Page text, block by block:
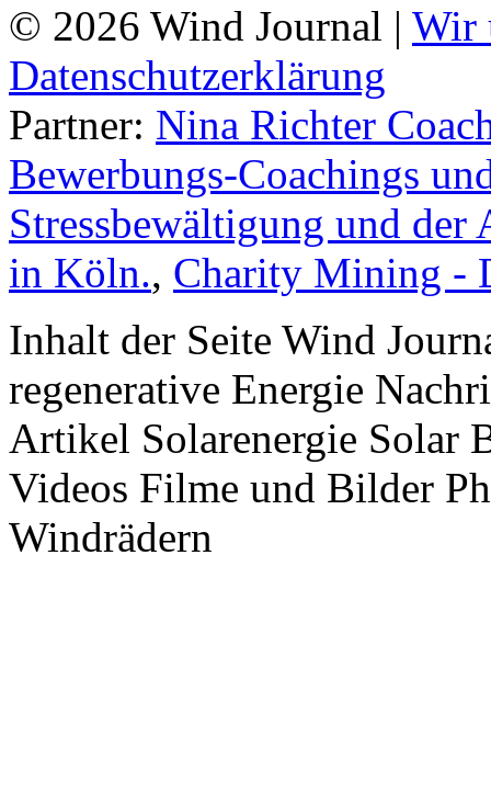
© 2026 Wind Journal | Wir
Datenschutzerklärung
Partner: Nina Richter
Bewerbungs-Coachings
Stressbewältigung und
in Köln., Charity Mining -
Inhalt der Seite Wind
regenerative Energie
Artikel Solarenergie Solar
Videos Filme und Bilder
Windrädern